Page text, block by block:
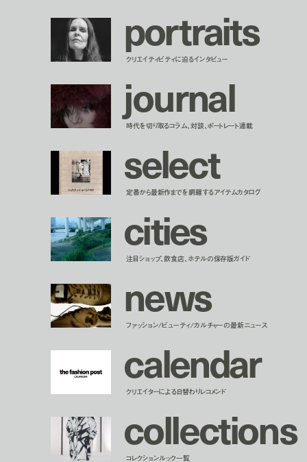
portraits
クリエイティビティに迫るインタビュー
journal
時代を切り取るコラム、対談、ポートレート連載
select
定番から最新作までを網羅するアイテムカタログ
cities
注目ショップ、飲食店、ホテルの保存版ガイド
news
ファッション/ビューティ/カルチャーの最新ニュース
calendar
クリエイターによる日替わりレコメンド
collections
コレクションルック一覧